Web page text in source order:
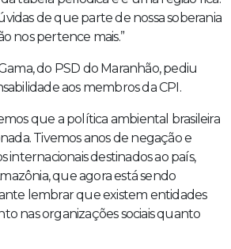
de que parte de nossa soberania
nos pertence mais.”
do PSD do Maranhão, pediu
aos membros da CPI.
que a política ambiental brasileira
Tivemos anos de negação e
internacionais destinados ao país,
que agora está sendo
lembrar que existem entidades
nas organizações sociais quanto